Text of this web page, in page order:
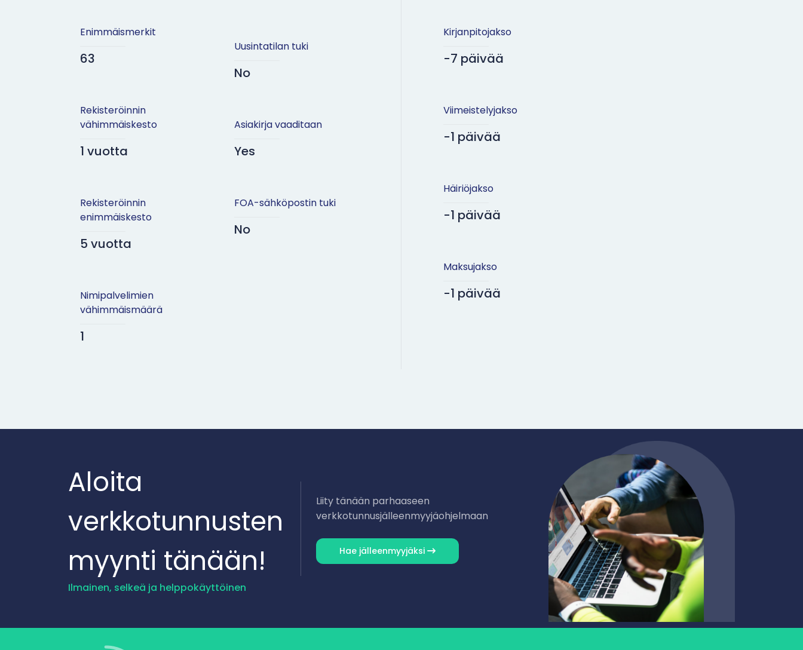
Enimmäismerkit
63
Rekisteröinnin
vähimmäiskesto
1 vuotta
Rekisteröinnin
enimmäiskesto
5 vuotta
Nimipalvelimien
vähimmäismäärä
1
Uusintatilan tuki
No
Asiakirja vaaditaan
Yes
FOA-sähköpostin tuki
No
Kirjanpitojakso
-7 päivää
Viimeistelyjakso
-1 päivää
Häiriöjakso
-1 päivää
Maksujakso
-1 päivää
Aloita
verkkotunnusten
myynti tänään!
Ilmainen, selkeä ja helppokäyttöinen
Liity tänään parhaaseen
verkkotunnusjälleenmyyjäohjelmaan
Hae jälleenmyyjäksi